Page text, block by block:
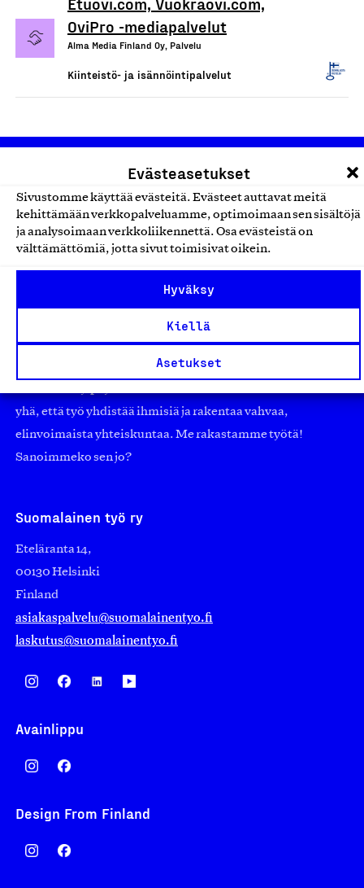
Evästeasetukset
Sivustomme käyttää evästeitä. Evästeet auttavat meitä
kehittämään verkkopalveluamme, optimoimaan sen sisältöjä
ja analysoimaan verkkoliikennettä. Osa evästeistä on
välttämättömiä, jotta sivut toimisivat oikein.
Hyväksy
Kiellä
Asetukset
OviPro -mediapalvelut
Alma Media Finland Oy, Palvelu
Kiinteistö- ja isännöintipalvelut
Olemme jäsentemme omistama puolueeton,
Jäseninämme on koko suomalaisen yhteiskunnan kirjo
pienistä pajoista ja yhteisöistä kansainvälisiin
suuryrityksiin. Meidät on perustettu yli 100 vuotta sitten
edistämään suomalaista työtä ja teollisuutta sekä
yhä, että työ yhdistää ihmisiä ja rakentaa vahvaa,
elinvoimaista yhteiskuntaa. Me rakastamme työtä!
Sanoimmeko sen jo?
Suomalainen työ ry
Eteläranta 14,
00130 Helsinki
Finland
asiakaspalvelu@suomalainentyo.fi
laskutus@suomalainentyo.fi
Avainlippu
Design From Finland